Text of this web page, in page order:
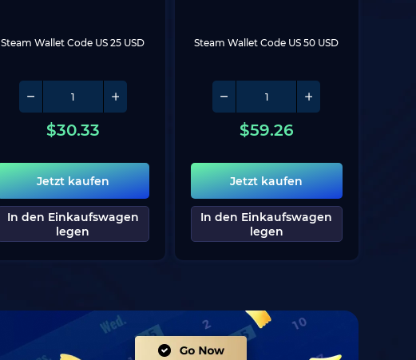
Steam Wallet Code US 25 USD
$30.33
Jetzt kaufen
In den Einkaufswagen
legen
Steam Wallet Code US 50 USD
$59.26
Jetzt kaufen
In den Einkaufswagen
legen